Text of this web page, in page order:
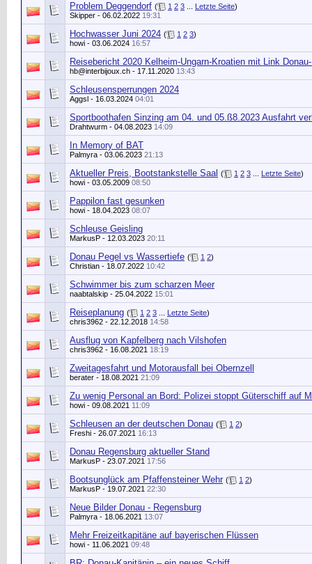
Problem Deggendorf ( 1 2 3 Letzte Seite)
Skipper - 06.02.2022 19:31
Hochwasser Juni 2024 ( 1 2 3)
howi - 03.06.2024 16:57
Reisebericht 2020 Kelheim-Ungarn-Kroatien mit Link
hb@interbijoux.ch - 17.11.2020 13:43
Schleusensperrungen 2024
Aggsl - 16.03.2024 04:01
Sportboothafen Sinzing am 04. und 05.ß8.2023 Ausfahrt
Drahtwurm - 04.08.2023 14:09
In Memory of BAT
Palmyra - 03.06.2023 21:13
Aktueller Preis, Bootstankstelle Saal ( 1 2 3 Letzte Seite)
howi - 03.05.2009 08:50
Pappilon fast gesunken
howi - 18.04.2023 08:07
Schleuse Geisling
MarkusP - 12.03.2023 20:11
Donau Pegel vs Wassertiefe ( 1 2)
Christian - 18.07.2022 10:42
Schwimmer bis zum scharzen Meer
naabtalskip - 25.04.2022 15:01
Reiseplanung ( 1 2 3 Letzte Seite)
chris3962 - 22.12.2018 14:58
Ausflug von Kapfelberg nach Vilshofen
chris3962 - 16.08.2021 18:19
Zweitagesfahrt und Motorausfall bei Obernzell
berater - 18.08.2021 21:09
Zu wenig Personal an Bord: Polizei stoppt Güterschiff auf
howi - 09.08.2021 11:09
Schleusen an der deutschen Donau ( 1 2)
Freshi - 26.07.2021 16:13
Donau Regensburg aktueller Stand
MarkusP - 23.07.2021 17:56
Bootsunglück am Pfaffensteiner Wehr ( 1 2)
MarkusP - 19.07.2021 22:30
Neue Bilder Donau - Regensburg
Palmyra - 18.06.2021 13:07
Mehr Freizeitkapitäne auf bayerischen Flüssen
howi - 11.06.2021 09:48